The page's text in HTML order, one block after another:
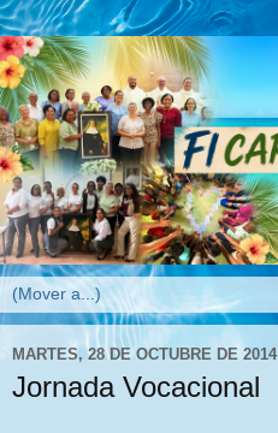
MARTES, 28 DE OCTUBRE DE 2014
Jornada Vocacional